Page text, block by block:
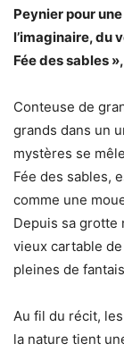
Peynier pour
l’imaginaire, du
Fée des sables
Conteuse de
grands dans un
mystères se
Fée des sables,
comme une
Depuis sa grotte
vieux cartable
pleines de
Au fil du récit,
la nature tient